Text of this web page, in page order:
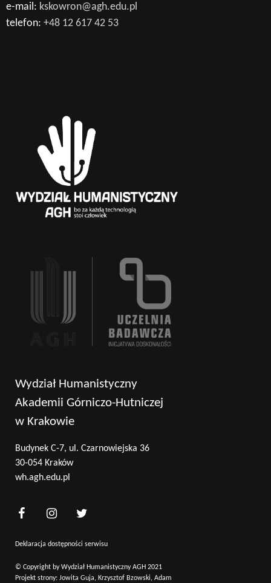
e-mail: kskowron@agh.edu.pl
telefon: +48 12 617 42 53
Wydział Humanistyczny
Akademii Górniczo-Hutniczej
w Krakowie
Budynek C-7, ul. Czarnowiejska 36
30-054 Kraków
wh.agh.edu.pl
Deklaracja dostępności serwisu
© Copyright by Wydział Humanistyczny AGH 2021
Projekt strony: Jowita Guja, Krzysztof Bzowski, Adam